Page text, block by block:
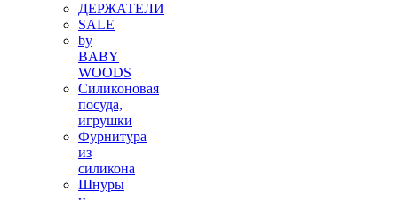
ДЕРЖАТЕЛИ
SALE
by
BABY
WOODS
Силиконовая
посуда,
игрушки
Фурнитура
из
силикона
Шнуры